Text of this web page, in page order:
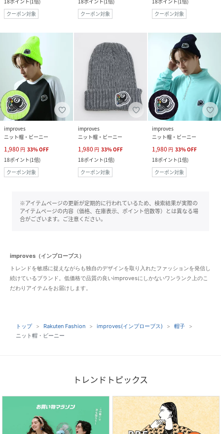
クーポン対象
クーポン対象
クーポン対象
improves
ニット帽・ビーニー
1,980 円 33%OFF
18ポイント(1倍)
クーポン対象
improves
ニット帽・ビーニー
1,980 円 33%OFF
18ポイント(1倍)
クーポン対象
improves
ニット帽・ビーニー
1,980 円 33%OFF
18ポイント(1倍)
クーポン対象
※アイテムページの更新が定期的に行われているため、検索結果が実際の
アイテムページの内容（価格、在庫表示、ポイント倍数等）とは異なる場
合がございます。ご注意ください。
improves（インプローブス）
トレンドを敏感に捉えながらも独自のデザインを取り入れたファッションを発信し
続けているブランド。低価格で品質の良いimprovesにしかないワンランク上のこ
だわりアイテムをお届けします。
トップ Rakuten Fashion improves(インプローブス)
帽子
ニット帽・ビーニー
トレンドトピックス